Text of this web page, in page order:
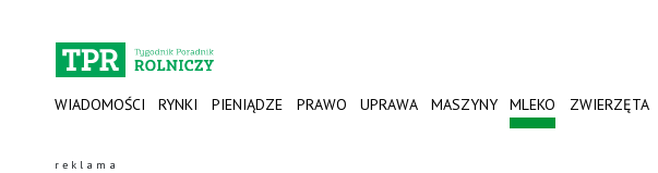
WIADOMOŚCI RYNKI PIENIĄDZE PRAWO UPRAWA MASZYNY MLEKO ZWIERZĘTA